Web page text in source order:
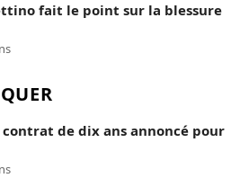
fait le point sur la blessure
contrat de dix ans annoncé pour